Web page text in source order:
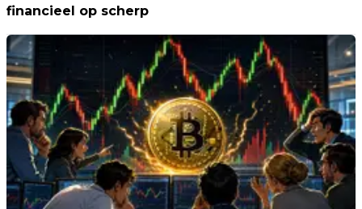
financieel op scherp